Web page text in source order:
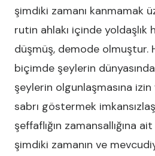
şimdiki zamanı kanmamak
rutin ahlakı içinde yoldaşlık
düşmüş, demode olmuştur.
biçimde şeylerin
şeylerin olgunlaşmasına
sabrı göstermek
şeffaflığın zamansallığına
şimdiki zamanın ve